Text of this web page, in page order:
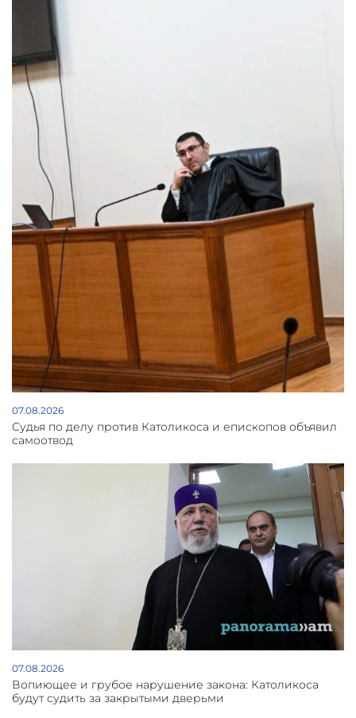
07.08.2026
Судья по делу против Католикоса и епископов объявил
самоотвод
07.08.2026
Вопиющее и грубое нарушение закона: Католикоса
будут судить за закрытыми дверьми